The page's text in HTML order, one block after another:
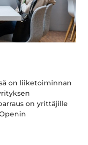
on liiketoiminnan
on yrittäjille